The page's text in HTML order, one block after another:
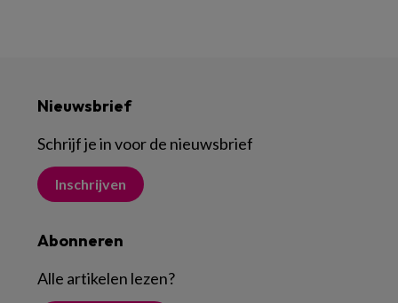
Nieuwsbrief
Schrijf je in voor de nieuwsbrief
Inschrijven
Abonneren
Alle artikelen lezen?